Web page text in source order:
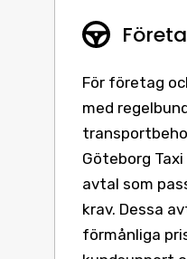
För företag
med
Göteborg
avtal som
krav. Dessa
förmånliga